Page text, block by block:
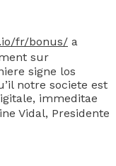
fr/bonus/ a
sur
signe los
notre societe est
immeditae
Vidal, Presidente